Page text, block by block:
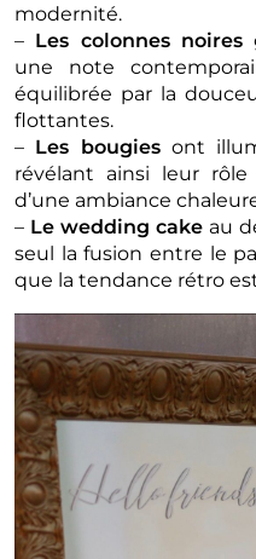
modernité.
– Les colonnes noires
une note
équilibrée par la
flottantes.
– Les bougiesont
révélant ainsi leur
d’une ambiance
– Le wedding cake au
seul la fusion entre le
que la tendance rétro